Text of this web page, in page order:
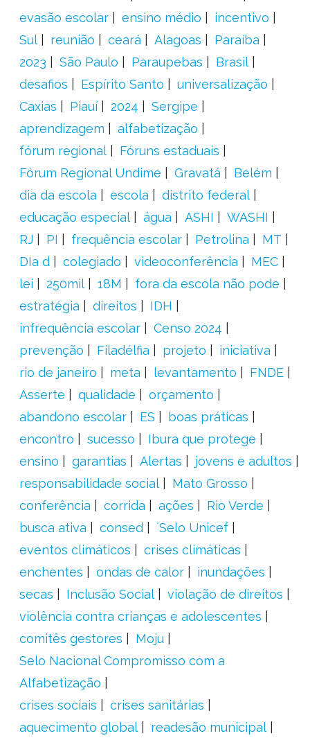
evasão escolar
ensino médio
incentivo
Sul
reunião ceará Alagoas
Paraíba
2023
São Paulo Paraupebas
Brasil
desafios
Espírito Santo
universalização
Caxias
Piauí 2024
Sergipe
aprendizagem
alfabetização
fórum regional
Fóruns estaduais
Fórum Regional Undime
Gravatá
Belém
dia da escola
escola
distrito federal
educação especial
água ASHI
WASHI
RJ
PI frequência escolar Petrolina
MT
DIa d
colegiado videoconferência
MEC
lei
250mil 18M
fora da escola não pode
estratégia
direitos
IDH
infrequência escolar
Censo 2024
prevenção
Filadélfia projeto
iniciativa
rio de janeiro
meta levantamento
FNDE
Asserte
qualidade
orçamento
abandono escolar
ES
boas práticas
encontro
sucesso
Ibura que protege
ensino
garantias Alertas
jovens e adultos
responsabilidade social
Mato Grosso
conferência
corrida ações
Rio Verde
busca ativa
consed
´Selo Unicef
eventos climáticos
crises climáticas
enchentes
ondas de calor
inundações
secas
Inclusão Social
violação de direitos
violência contra crianças e adolescentes
comitês gestores
Moju
Selo Nacional Compromisso com a
Alfabetização
crises sociais
crises sanitárias
aquecimento global
readesão municipal